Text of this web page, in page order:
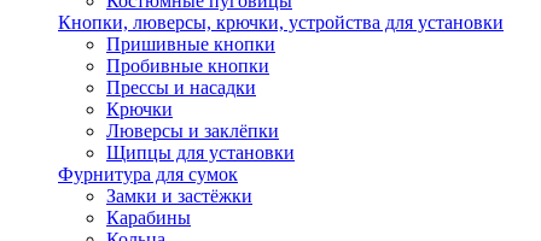
Кнопки, люверсы, крючки, устройства для установки
Пришивные кнопки
Пробивные кнопки
Прессы и насадки
Крючки
Люверсы и заклёпки
Щипцы для установки
Фурнитура для сумок
Замки и застёжки
Карабины